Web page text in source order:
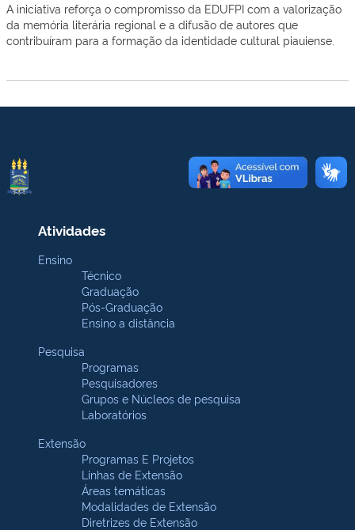
A iniciativa reforça o compromisso da EDUFPI com a valorização
da memória literária regional e a difusão de autores que
contribuíram para a formação da identidade cultural piauiense.
Atividades
Ensino
Técnico
Graduação
Pós-Graduação
Ensino a distância
Pesquisa
Programas
Pesquisadores
Grupos e Núcleos de pesquisa
Laboratórios
Extensão
Programas E Projetos
Linhas de Extensão
Áreas temáticas
Modalidades de Extensão
Diretrizes de Extensão